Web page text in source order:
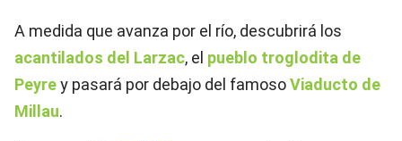
A medida que avanza por el río, descubrirá los
acantilados del Larzac, el pueblo troglodita de
Peyrey pasará por debajo del famosoViaducto de
Millau.